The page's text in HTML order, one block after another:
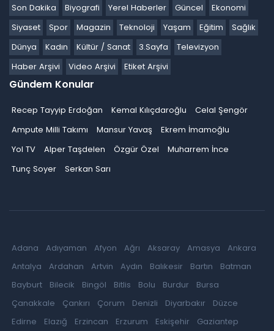
Son Dakika
Biyografi Yerel Haberler Güncel
Ekonomi
Siyaset
Spor Magazin Teknoloji Yaşam Eğitim
Sağlık
Dünya
Kadın Kültür / Sanat 3.Sayfa
Televizyon
Haber Arşivi
Video Arşivi Etiket Arşivi
Gündem Konular
Recep Tayyip Erdoğan Kemal Kılıçdaroğlu
Celal Şengör
Ampute Milli Takımı
Mansur Yavaş
Ekrem İmamoğlu
Yol TV
Alper Taşdelen Özgür Özel
Muharrem İnce
Tunç Soyer
Serkan Sarı
Adana Adıyaman Afyon Ağrı Aksaray Amasya
Ankara
Antalya
Ardahan Artvin Aydın Balıkesir Bartın
Batman
Bayburt
Bilecik Bingöl Bitlis Bolu Burdur
Bursa
Çanakkale
Çankırı Çorum Denizli Diyarbakır
Düzce
Edirne
Elazığ Erzincan Erzurum Eskişehir Gaziantep